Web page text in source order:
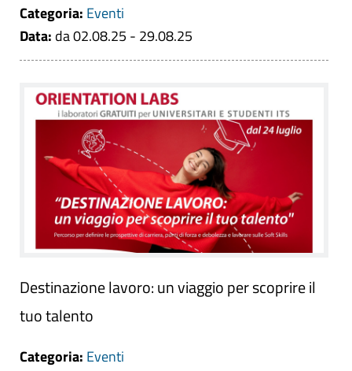
Categoria: Eventi
Data: da 02.08.25 - 29.08.25
Destinazione lavoro: un viaggio per scoprire il
tuo talento
Categoria: Eventi